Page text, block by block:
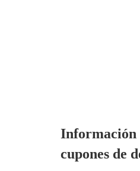
Información
cupones de